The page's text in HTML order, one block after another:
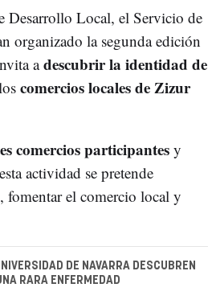
Desarrollo Local, el Servicio de
organizado la segunda edición
adescubrir la identidad de
comercios locales de Zizur
comercios participantesy
actividad se pretende
fomentar el comercio local y
DE NAVARRA DESCUBREN
RARA ENFERMEDAD